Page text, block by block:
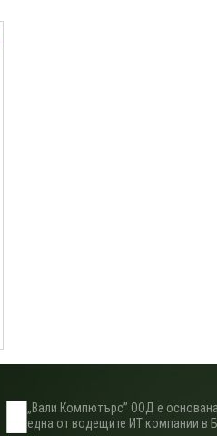
„Вали Компютърс” ООД е
една от водещите ИТ компании в